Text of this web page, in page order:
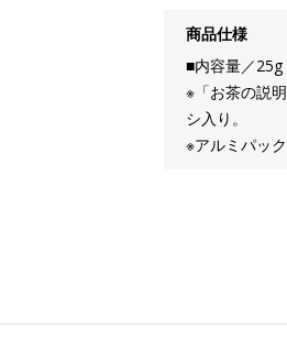
商品仕様
■内容量／25g
※「お茶の説
シ入り。
※アルミパッ